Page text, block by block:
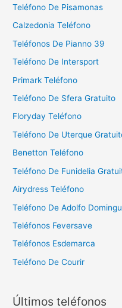
Teléfono De Pisamonas
Calzedonia Teléfono
Teléfonos De Pianno 39
Teléfono De Intersport
Primark Teléfono
Teléfono De Sfera Gratuito
Floryday Teléfono
Teléfono De Uterque
Benetton Teléfono
Teléfono De Funidelia
Airydress Teléfono
Teléfono De Adolfo
Teléfonos Feversave
Teléfonos Esdemarca
Teléfono De Courir
Últimos teléfonos